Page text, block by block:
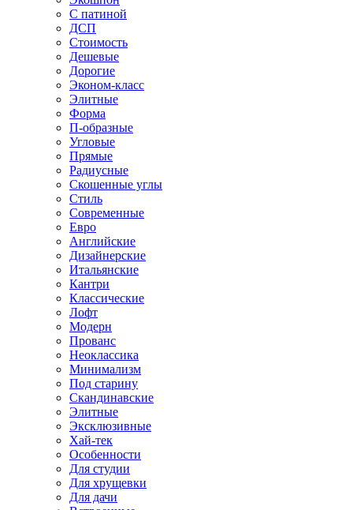
С патиной
ДСП
Стоимость
Дешевые
Дорогие
Эконом-класс
Элитные
Форма
П-образные
Угловые
Прямые
Радиусные
Скошенные углы
Стиль
Современные
Евро
Английские
Дизайнерские
Итальянские
Кантри
Классические
Лофт
Модерн
Прованс
Неоклассика
Минимализм
Под старину
Скандинавские
Элитные
Эксклюзивные
Хай-тек
Особенности
Для студии
Для хрущевки
Для дачи